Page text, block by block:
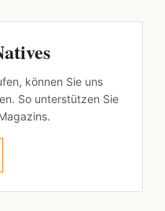
können Sie uns
So unterstützen Sie